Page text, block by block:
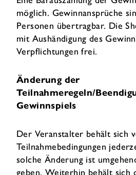
möglich. Gewinnansprüche
Personen übertragbar. Die
mit Aushändigung des
Verpflichtungen frei.
Änderung der
Teilnahmeregeln/
Gewinnspiels
Der Veranstalter behält sich
Teilnahmebedingungen
solche Änderung ist
geben. Weiterhin behält sich